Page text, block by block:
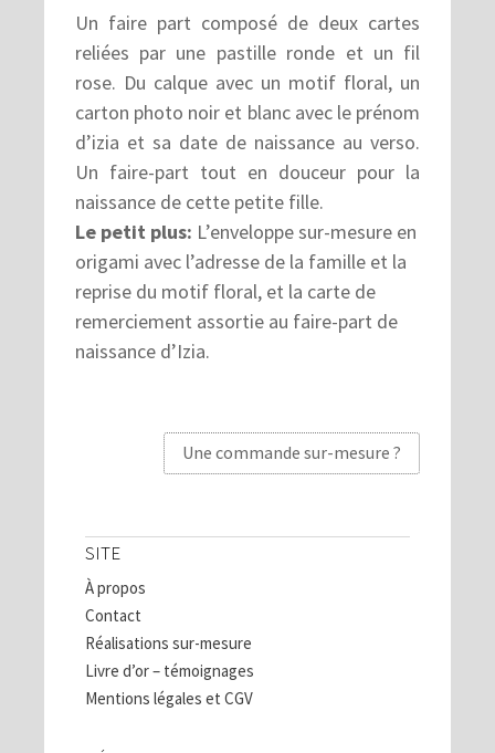
Un faire part composé de deux cartes
reliées par une pastille ronde et un fil
rose. Du calque avec un motif floral, un
carton photo noir et blanc avec le prénom
d’izia et sa date de naissance au verso.
Un faire-part tout en douceur pour la
naissance de cette petite fille.
Le petit plus: L’enveloppe sur-mesure en
origami avec l’adresse de la famille et la
reprise du motif floral, et la carte de
remerciement assortie au faire-part de
naissance d’Izia.
Une commande sur-mesure ?
SITE
À propos
Contact
Réalisations sur-mesure
Livre d’or – témoignages
Mentions légales et CGV